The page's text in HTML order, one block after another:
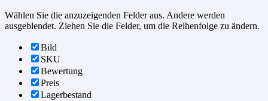
Wählen Sie die anzuzeigenden Felder aus. Andere werden
ausgeblendet. Ziehen Sie die Felder, um die Reihenfolge zu ändern.
Bild
SKU
Bewertung
Preis
Lagerbestand